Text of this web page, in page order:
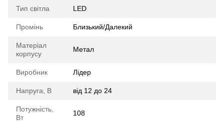
Тип світла LED
Промінь Близький/Далекий
Матеріал
корпусу
Метал
Виробник Лідер
Напруга, В від 12 до 24
Потужність,
Вт
108